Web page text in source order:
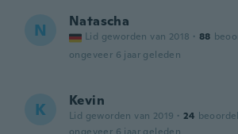
N Natascha
Lid geworden van 2018 · 88
ongeveer 6 jaar geleden
K Kevin
Lid geworden van 2019 · 24